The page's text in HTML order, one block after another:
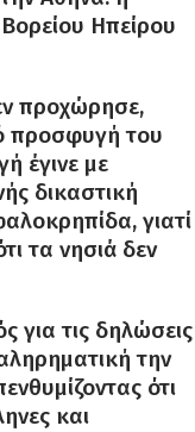
Ηπείρου
προχώρησε,
προσφυγή του
έγινε με
δικαστική
γιατί
τα νησιά δεν
για τις δηλώσεις
την
ότι
και